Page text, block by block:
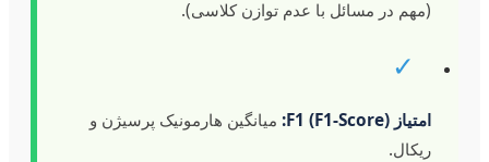
(مهم در مسائل با عدم توازن کلاسی).
✓
امتیاز F1 (F1-Score):
میانگین هارمونیک پرسیژن و
ریکال.